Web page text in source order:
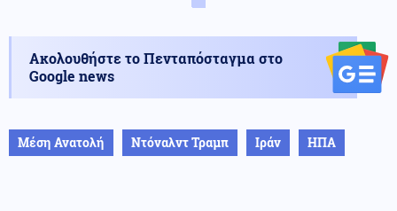
Ακολουθήστε το Πενταπόσταγμα στο
Google news
Μέση Ανατολή Ντόναλντ Τραμπ Ιράν ΗΠΑ